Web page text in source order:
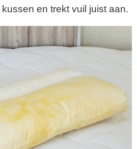
en trekt vuil juist aan.